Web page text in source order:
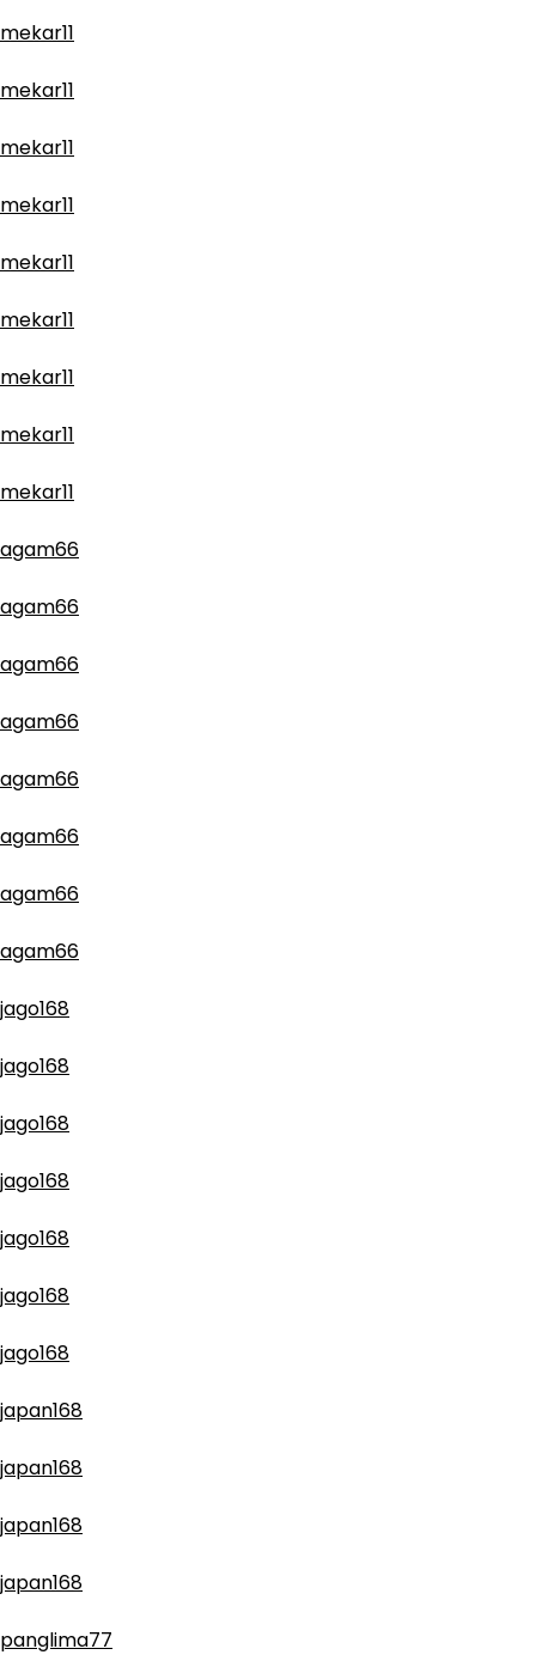
mekar11
mekar11
mekar11
mekar11
mekar11
mekar11
mekar11
mekar11
mekar11
agam66
agam66
agam66
agam66
agam66
agam66
agam66
agam66
jago168
jago168
jago168
jago168
jago168
jago168
jago168
japan168
japan168
japan168
japan168
panglima77